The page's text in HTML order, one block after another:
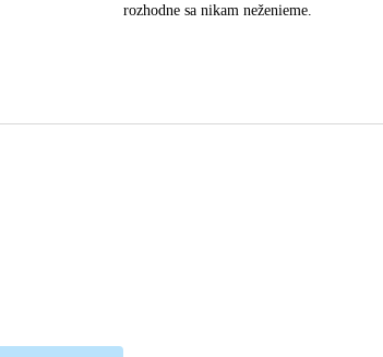
rozhodne sa nikam neženieme.